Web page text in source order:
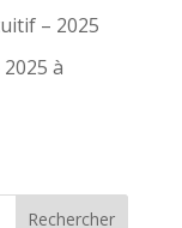
– 2025
à